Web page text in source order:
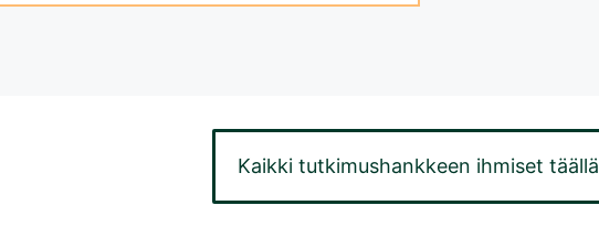
Kaikki tutkimushankkeen ihmiset täällä